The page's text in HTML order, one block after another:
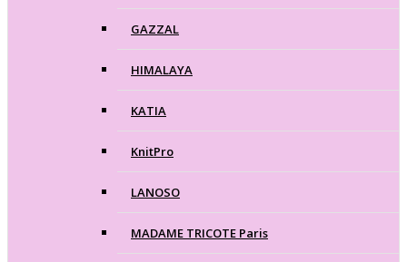
GAZZAL
HIMALAYA
KATIA
KnitPro
LANOSO
MADAME TRICOTE Paris